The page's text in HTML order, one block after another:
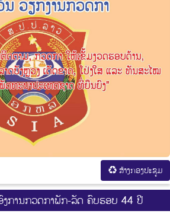
ສ້າງກອງປະຊູມ
ງການກວດກາພັກ-ລັດ ຄົບຮອບ 44 ປີ